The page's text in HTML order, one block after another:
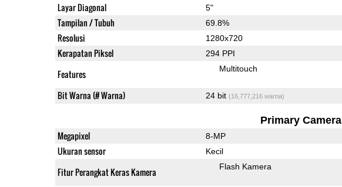
Layar Diagonal 5"
Tampilan / Tubuh 69.8%
Resolusi 1280x720
Kerapatan Piksel 294 PPI
Features Multitouch
Bit Warna (# Warna) 24 bit (16,777,216 warna)
Primary Camera
Megapixel 8-MP
Ukuran sensor Kecil
Fitur Perangkat Keras Kamera Flash Kamera